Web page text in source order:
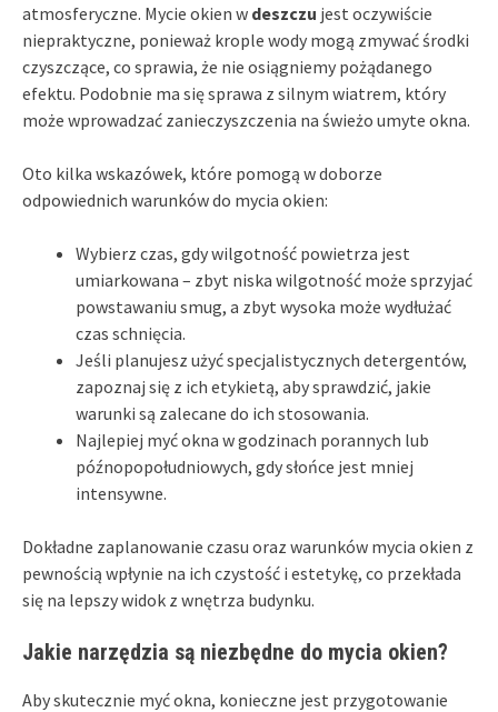
atmosferyczne. Mycie okien w deszczu jest oczywiście
niepraktyczne, ponieważ krople wody mogą zmywać środki
czyszczące, co sprawia, że nie osiągniemy pożądanego
efektu. Podobnie ma się sprawa z silnym wiatrem, który
może wprowadzać zanieczyszczenia na świeżo umyte okna.
Oto kilka wskazówek, które pomogą w doborze
odpowiednich warunków do mycia okien:
Wybierz czas, gdy wilgotność powietrza jest
umiarkowana – zbyt niska wilgotność może sprzyjać
powstawaniu smug, a zbyt wysoka może wydłużać
czas schnięcia.
Jeśli planujesz użyć specjalistycznych detergentów,
zapoznaj się z ich etykietą, aby sprawdzić, jakie
warunki są zalecane do ich stosowania.
Najlepiej myć okna w godzinach porannych lub
późnopopołudniowych, gdy słońce jest mniej
intensywne.
Dokładne zaplanowanie czasu oraz warunków mycia okien z
pewnością wpłynie na ich czystość i estetykę, co przekłada
się na lepszy widok z wnętrza budynku.
Jakie narzędzia są niezbędne do mycia okien?
Aby skutecznie myć okna, konieczne jest przygotowanie